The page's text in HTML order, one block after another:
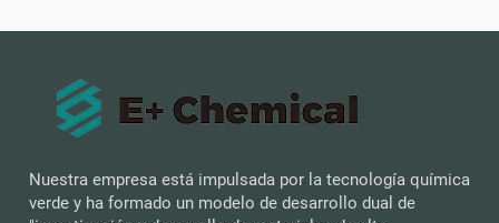
Nuestra empresa está impulsada por la tecnología química
verde y ha formado un modelo de desarrollo dual de